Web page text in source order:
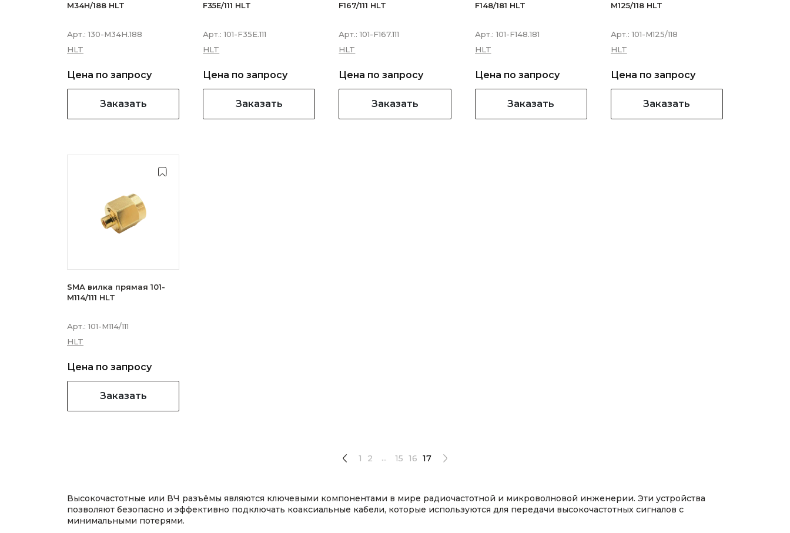
M34H/188 HLT
Арт.: 130-M34H.188
HLT
Цена по запросу
Заказать
F35E/111 HLT
Арт.: 101-F35E.111
HLT
Цена по запросу
Заказать
F167/111 HLT
Арт.: 101-F167.111
HLT
Цена по запросу
Заказать
F148/181 HLT
Арт.: 101-F148.181
HLT
Цена по запросу
Заказать
M125/118 HLT
Арт.: 101-M125/118
HLT
Цена по запросу
Заказать
SMA вилка прямая 101-
M114/111 HLT
Арт.: 101-M114/111
HLT
Цена по запросу
Заказать
1 2 ... 15 16 17
Высокочастотные или ВЧ разъёмы являются ключевыми компонентами в мире радиочастотной и микроволновой инженерии. Эти устройства
позволяют безопасно и эффективно подключать коаксиальные кабели, которые используются для передачи высокочастотных сигналов с
минимальными потерями.